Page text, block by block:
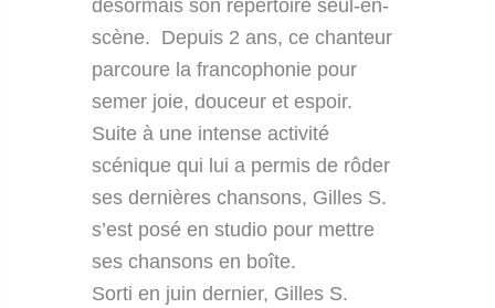
scène. Depuis 2 ans, ce chanteur
parcoure la francophonie pour
semer joie, douceur et espoir.
Suite à une intense activité
scénique qui lui a permis de rôder
ses dernières chansons, Gilles S.
s’est posé en studio pour mettre
ses chansons en boîte.
Sorti en juin dernier, Gilles S.